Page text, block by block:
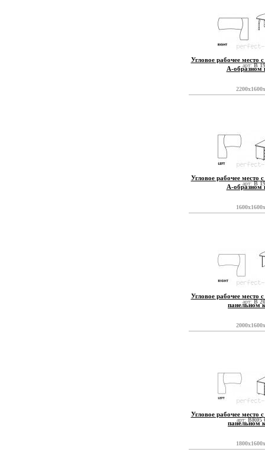
арт:B
Угловое рабочее место
А-образном
арт:B
Угловое рабочее место
А-образном
арт:B
Угловое рабочее место
панельном
арт:BR05
Угловое рабочее место
панельном